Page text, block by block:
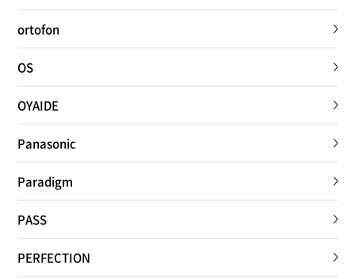
ortofon
OS
OYAIDE
Panasonic
Paradigm
PASS
PERFECTION